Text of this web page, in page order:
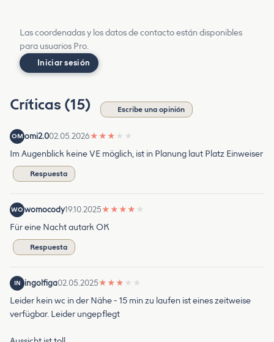
Las coordenadas y los datos de contacto están disponibles
para usuarios Pro.
Iniciar sesión
Críticas (15) Escribe una opinión
OM omi2.002.05.2026★ ★ ★ ★ ★
Im Augenblick keine VE möglich, ist in Planung laut Platz Einweiser
Respuesta
WO womocody19.10.2025★ ★ ★ ★ ★
Für eine Nacht autark OK
Respuesta
IN ingolfiga02.05.2025★ ★ ★ ★ ★
Leider kein wc in der Nähe - 15 min zu laufen ist eines zeitweise
verfügbar. Leider ungepflegt